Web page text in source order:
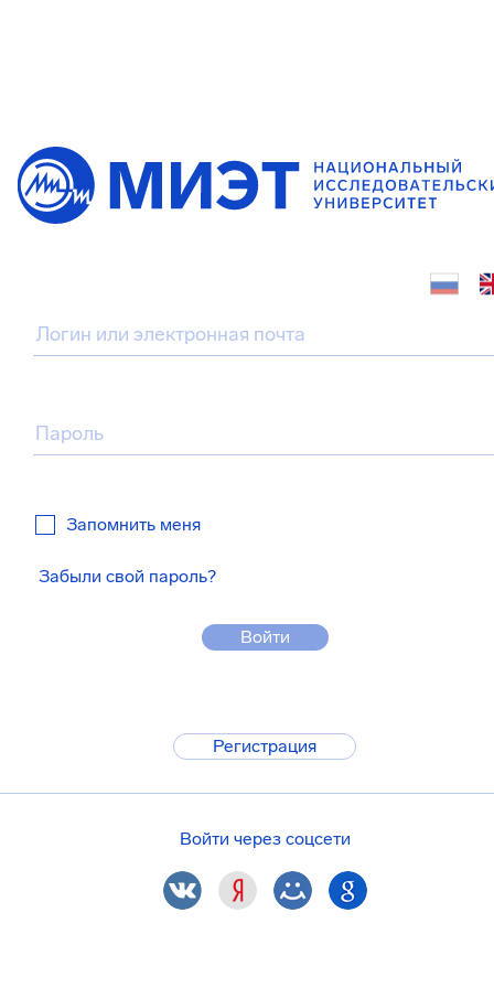
Запомнить меня
Забыли свой пароль?
Войти
Регистрация
Войти через соцсети